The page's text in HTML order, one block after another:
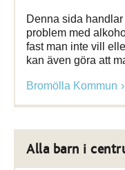
Denna sida
problem med
fast man inte vill
kan även göra att
Bromölla Kommun
Alla barn i